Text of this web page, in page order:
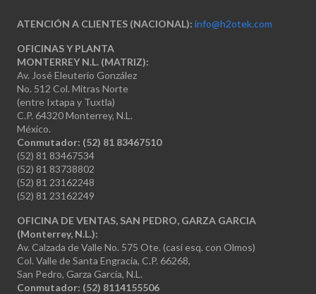
ATENCIÓN A CLIENTES (NACIONAL): info@h2otek.com
OFICINAS Y PLANTA
MONTERREY N.L. (MATRIZ):
Av. José Eleuterio González
No. 512 Col. Mitras Norte
(entre Ixtapa y Tuxtla)
C.P. 64320 Monterrey, N.L.
México.
Conmutador: (52) 81 83467510
(52) 81 83467534
(52) 81 83738802
(52) 81 23162248
(52) 81 23162249
OFICINA DE VENTAS, SAN PEDRO, GARZA GARCIA
(Monterrey, N.L.):
Av. Calzada de Valle No. 575 Ote. (casi esq. con Olmos)
Col. Valle de Santa Engracia, C.P. 66268,
San Pedro, Garza García, N.L.
Conmutador: (52) 8114155506